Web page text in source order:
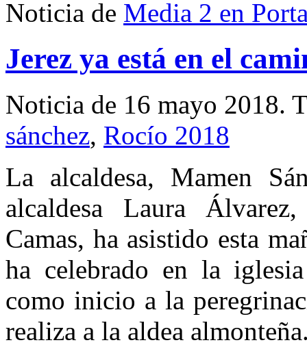
Noticia de Media 2 en
Jerez ya está en el
Noticia de 16 mayo 2018.
sánchez, Rocío 2018
La alcaldesa, Mamen
alcaldesa Laura
Camas, ha asistido esta
ha celebrado en la
como inicio a la
realiza a la aldea